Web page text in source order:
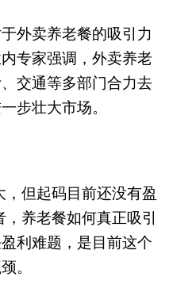
外卖养老餐的吸引力
专家强调，外卖养老
交通等多部门合力去
步壮大市场。
，但起码目前还没有盈
养老餐如何真正吸引
利难题，是目前这个
。